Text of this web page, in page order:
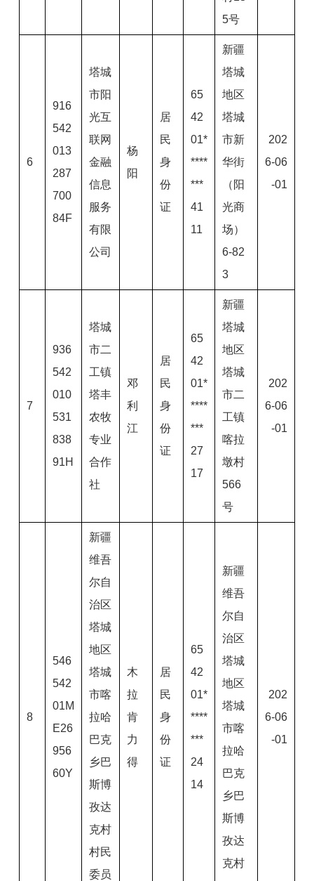
5号
6
916
542
013
287
700
84F
塔城
市阳
光互
联网
金融
信息
服务
有限
公司
杨
阳
居
民
身
份
证
65
42
01*
****
***
41
11
新疆
塔城
地区
塔城
市新
华街
（阳
光商
场）
6-82
3
202
6-06
-01
7
936
542
010
531
838
91H
塔城
市二
工镇
塔丰
农牧
专业
合作
社
邓
利
江
居
民
身
份
证
65
42
01*
****
***
27
17
新疆
塔城
地区
塔城
市二
工镇
喀拉
墩村
566
号
202
6-06
-01
8
546
542
01M
E26
956
60Y
新疆
维吾
尔自
治区
塔城
地区
塔城
市喀
拉哈
巴克
乡巴
斯博
孜达
克村
村民
委员
木
拉
肯
力
得
居
民
身
份
证
65
42
01*
****
***
24
14
新疆
维吾
尔自
治区
塔城
地区
塔城
市喀
拉哈
巴克
乡巴
斯博
孜达
克村
202
6-06
-01